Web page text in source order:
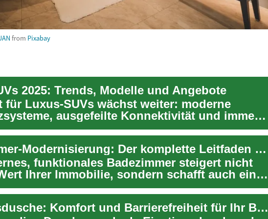
from Pixabay
2025: Trends, Modelle und Angebote
für Luxus-SUVs wächst weiter: moderne
ausgefeilte Konnektivität und immer
Opt...
Badezimmer-Modernisierung: Der komplette Leitfaden für Ihre Traumbad-Renovierung
funktionales Badezimmer steigert nicht
Ihrer Immobilie, sondern schafft auch einen
Einstiegsdusche: Komfort und Barrierefreiheit für Ihr Badezimmer